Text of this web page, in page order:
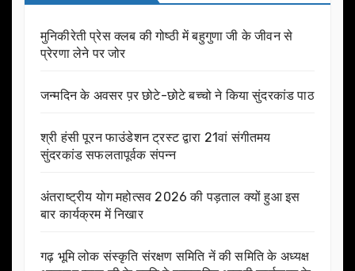
मुनिकीरेती प्रेस क्लब की गोष्ठी में बहुगुणा जी के जीवन से
प्रेरणा लेने पर जोर
जन्मदिन के अवसर प़र छोटे-छोटे बच्चो ने किया सुंदरकांड पाठ
श्री हंसी पूरन फाउंडेशन ट्रस्ट द्वारा 21वां संगीतमय
सुंदरकांड सफलतापूर्वक संपन्न
अंतराष्ट्रीय योग महोत्सव 2026 की पड़ताल क्यों हुआ इस
बार कार्यक्रम में निखार
गढ़ भूमि लोक संस्कृति संरक्षण समिति नें की समिति के अध्यक्ष